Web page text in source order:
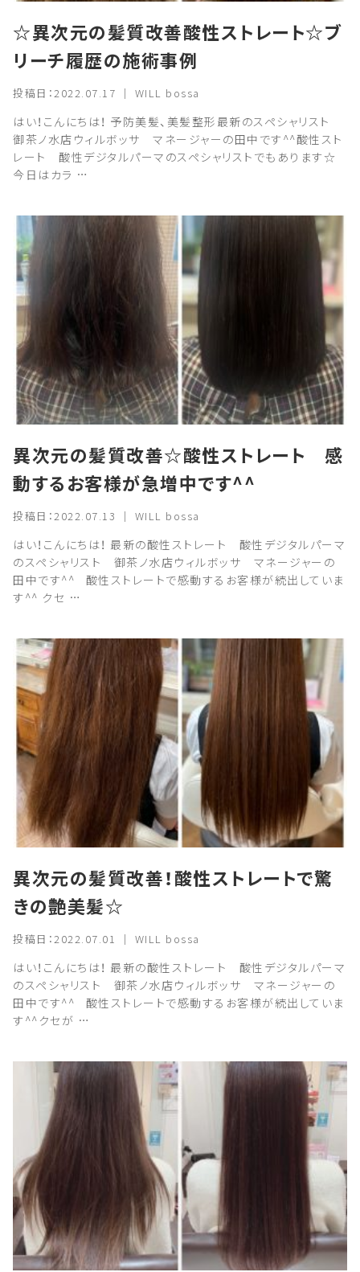
☆異次元の髪質改善酸性ストレート☆ブ
リーチ履歴の施術事例
投稿日：2022.07.17 ｜ WILL bossa
はい！こんにちは！ 予防美髪、美髪整形最新のスペシャリスト
御茶ノ水店ウィルボッサ マネージャーの田中です^^酸性スト
レート 酸性デジタルパーマのスペシャリストでもあります☆
今日はカラ …
異次元の髪質改善☆酸性ストレート 感
動するお客様が急増中です^^
投稿日：2022.07.13 ｜ WILL bossa
はい！こんにちは！ 最新の酸性ストレート 酸性デジタルパーマ
のスペシャリスト 御茶ノ水店ウィルボッサ マネージャーの
田中です^^ 酸性ストレートで感動するお客様が続出していま
す^^ クセ …
異次元の髪質改善！酸性ストレートで驚
きの艶美髪☆
投稿日：2022.07.01 ｜ WILL bossa
はい！こんにちは！ 最新の酸性ストレート 酸性デジタルパーマ
のスペシャリスト 御茶ノ水店ウィルボッサ マネージャーの
田中です^^ 酸性ストレートで感動するお客様が続出していま
す^^クセが …